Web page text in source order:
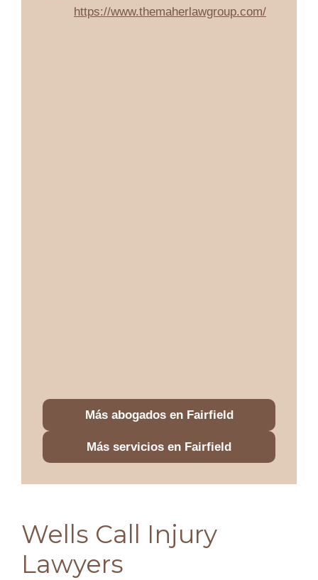
https://www.themaherlawgroup.com/
Más abogados en Fairfield
Más servicios en Fairfield
Wells Call Injury
Lawyers